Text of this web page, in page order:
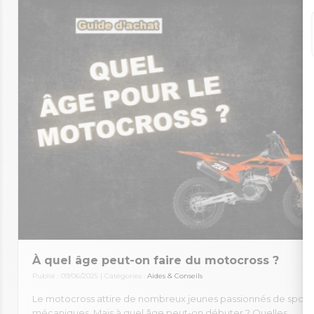
À quel âge peut-on faire du motocross ?
Publié : 09/06/2025 | Catégories : Aides & Conseils
Le motocross attire de nombreux jeunes passionnés de